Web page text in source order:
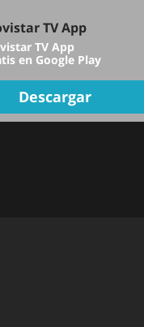
TV EN VIVO
TV App
TV App
en Google Play
Descargar